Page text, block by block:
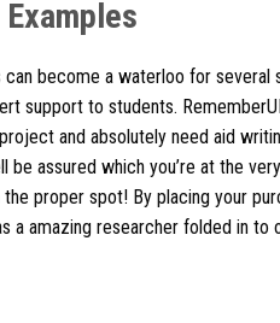
become a waterloo for several
support to students.
and absolutely need aid
assured which you’re at the
proper spot! By placing your
a amazing researcher folded in to